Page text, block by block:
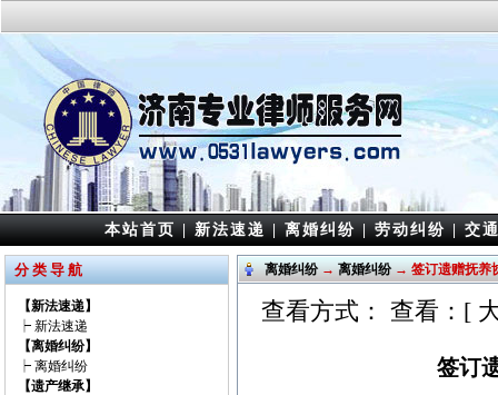
本站首页|新法速递|离婚纠纷|劳动纠纷|交
分 类 导 航
【新法速递】
┝ 新法速递
【离婚纠纷】
┝ 离婚纠纷
【遗产继承】
离婚纠纷→离婚纠纷→ 签订遗赠抚养
查看方式： 查看：[
签订